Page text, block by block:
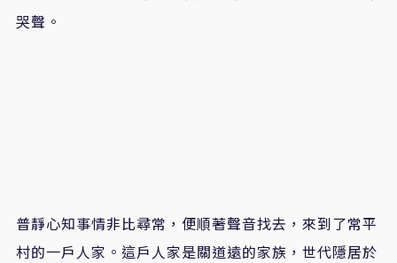
哭聲。
普靜心知事情非比尋常，便順著聲音找去，來到了常平
村的一戶人家。這戶人家是關道遠的家族，世代隱居於